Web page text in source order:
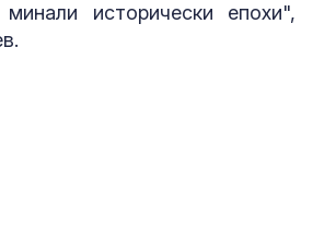
исторически епохи",